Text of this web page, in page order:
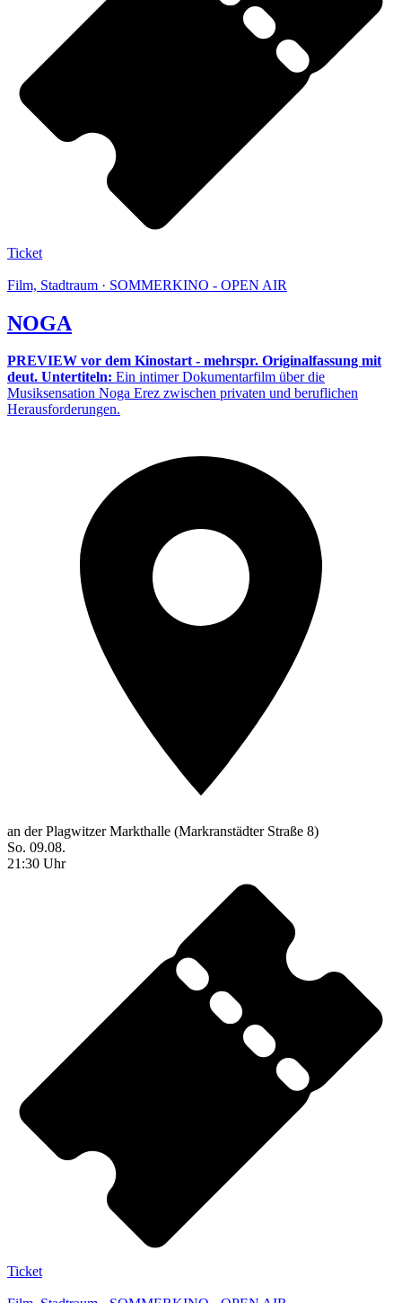
Ticket
Film, Stadtraum · SOMMERKINO - OPEN AIR
NOGA
PREVIEW vor dem Kinostart - mehrspr. Originalfassung mit
deut. Untertiteln: Ein intimer Dokumentarfilm über die
Musiksensation Noga Erez zwischen privaten und beruflichen
Herausforderungen.
an der Plagwitzer Markthalle (Markranstädter Straße 8)
So. 09.08.
21:30 Uhr
Ticket